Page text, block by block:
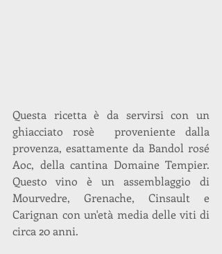
Questa ricetta è da servirsi con un
ghiacciato rosè  proveniente dalla
provenza, esattamente da Bandol rosé
Aoc, della cantina Domaine Tempier.
Questo vino è un assemblaggio di
Mourvedre, Grenache, Cinsault e
Carignan con un'età media delle viti di
circa 20 anni.